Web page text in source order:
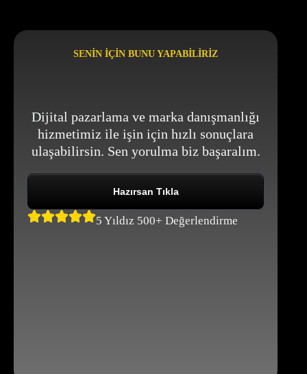
SENIN IÇIN BUNU YAPABILIRIZ
Dijital pazarlama ve marka danışmanlığı
hizmetimiz ile işin için hızlı sonuçlara
ulaşabilirsin. Sen yorulma biz başaralım.
Hazırsan Tıkla
5 Yıldız 500+ Değerlendirme